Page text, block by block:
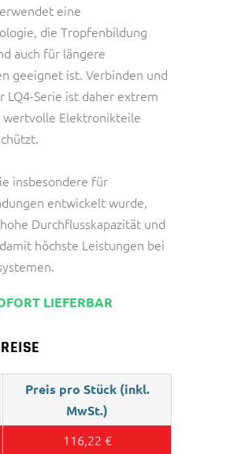
eine
die Tropfenbildung
auch für längere
geeignet ist. Verbinden und
LQ4-Serie ist daher extrem
wertvolle Elektronikteile
insbesondere für
entwickelt wurde,
Durchflusskapazität und
höchste Leistungen bei
LIEFERBAR
Preis pro Stück (inkl.
MwSt.)
116,22 €